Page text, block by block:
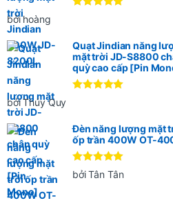
bởi hoàng
Quạt Jindian năng
mặt trời JD-S8800
quỳ cao cấp [Pin
bởi Thúy Quy
Đèn năng lượng mặt
ốp trần 400W OT-
Được xếp
hạng 55
bởi Tân Tân